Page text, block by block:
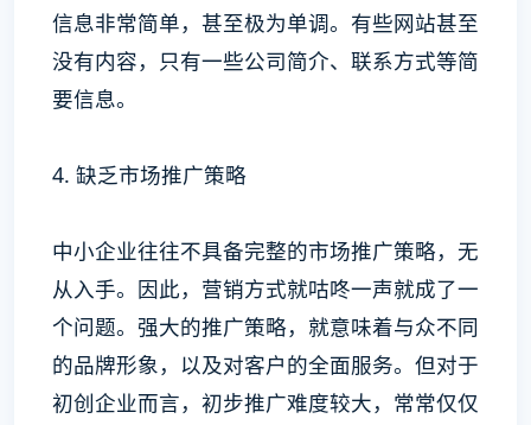
信息非常简单，甚至极为单调。有些网站甚至
没有内容，只有一些公司简介、联系方式等简
要信息。
4. 缺乏市场推广策略
中小企业往往不具备完整的市场推广策略，无
从入手。因此，营销方式就咕咚一声就成了一
个问题。强大的推广策略，就意味着与众不同
的品牌形象，以及对客户的全面服务。但对于
初创企业而言，初步推广难度较大，常常仅仅